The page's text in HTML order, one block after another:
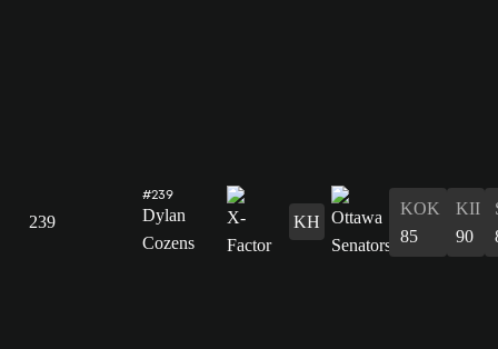
239
#239
Dylan
Cozens
KH
KOK
85
KII
90